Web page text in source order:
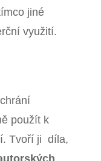
jiné
využití.
použít k
Tvoří ji díla,